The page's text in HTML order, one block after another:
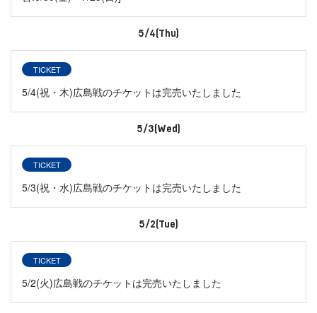
5/4(Thu)
TICKET
5/4(祝・木)広島戦のチケットは完売いたしました
5/3(Wed)
TICKET
5/3(祝・水)広島戦のチケットは完売いたしました
5/2(Tue)
TICKET
5/2(火)広島戦のチケットは完売いたしました